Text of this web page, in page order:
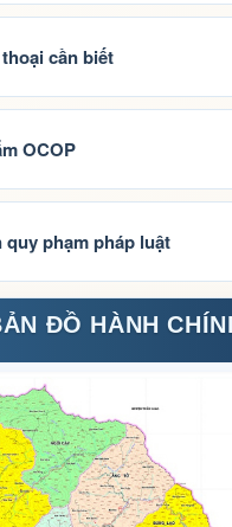
cần biết
OCOP
quy phạm pháp luật
ĐỒ HÀNH